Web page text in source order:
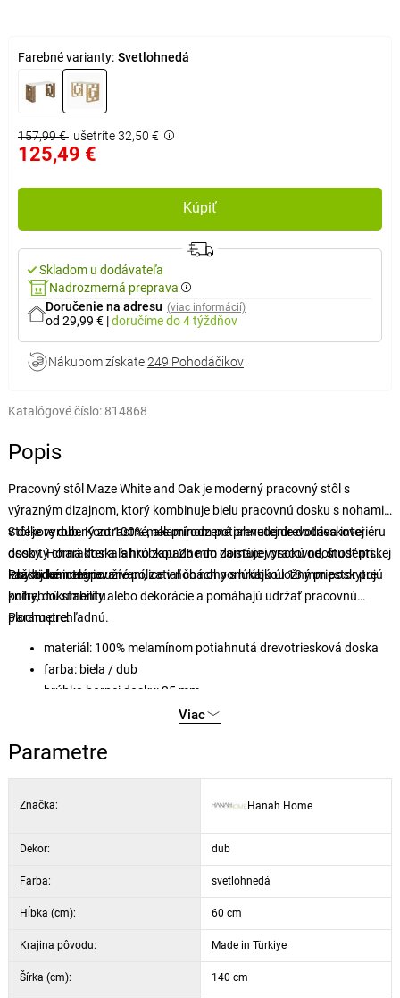
Farebné varianty: Svetlohnedá
157,99 € ušetríte 32,50 €
125,49 €
Kúpiť
Skladom u dodávateľa
Nadrozmerná preprava
Doručenie na adresu (viac informácií)
od 29,99 € |doručímedo 4 týždňov
Nákupom získate249 Pohodáčikov
Katalógové číslo: 814868
Popis
Pracovný stôl Maze White and Oak je moderný pracovný stôl s
výrazným dizajnom, ktorý kombinuje bielu pracovnú dosku s nohami
v dekore dub. Kontrastné, ale prirodzené prevedenie dodáva interiéru
osobitý charakter a ľahko zapadne do domácej pracovne, študentskej
izby aj kancelárie.
Stôl je vyrobený zo 100% melamínom potiahnutej drevotrieskovej
dosky. Horná doska s hrúbkou 25 mm zaisťuje vysokú odolnosť pri
každodennom používaní, zatiaľ čo nohy s hrúbkou 18 mm poskytujú
potrebnú stabilitu.
Praktické integrované police v nohách ponúkajú úložný priestor pre
knihy, dokumenty alebo dekorácie a pomáhajú udržať pracovnú
plochu prehľadnú.
Parametre:
materiál: 100% melamínom potiahnutá drevotriesková doska
farba: biela / dub
hrúbka hornej dosky: 25 mm
Viac
Parametre
Značka: Hanah Home
Dekor: dub
Farba: svetlohnedá
Hĺbka (cm): 60 cm
Krajina pôvodu: Made in Türkiye
Šírka (cm): 140 cm